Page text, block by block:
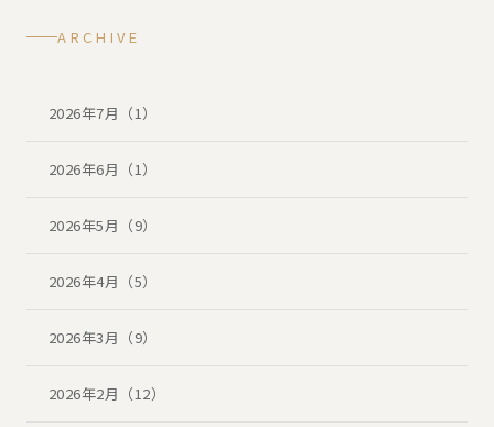
ARCHIVE
2026年7月（1）
2026年6月（1）
2026年5月（9）
2026年4月（5）
2026年3月（9）
2026年2月（12）